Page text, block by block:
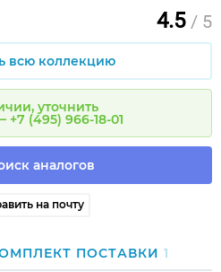
4.5 / 5
всю коллекцию
уточнить
+7 (495) 966-18-01
аналогов
на почту
ПОСТАВКИ 1